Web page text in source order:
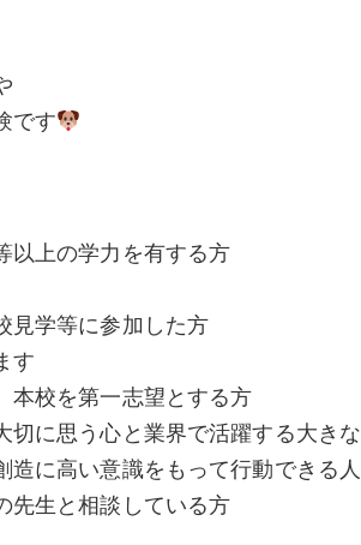
です
以上の学力を有する方
見学等に参加した方
す
校を第一志望とする方
に思う心と業界で活躍する大きな
に高い意識をもって行動できる人
先生と相談している方